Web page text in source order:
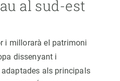
al sud-est
i millorarà el patrimoni
dissenyant i
als principals